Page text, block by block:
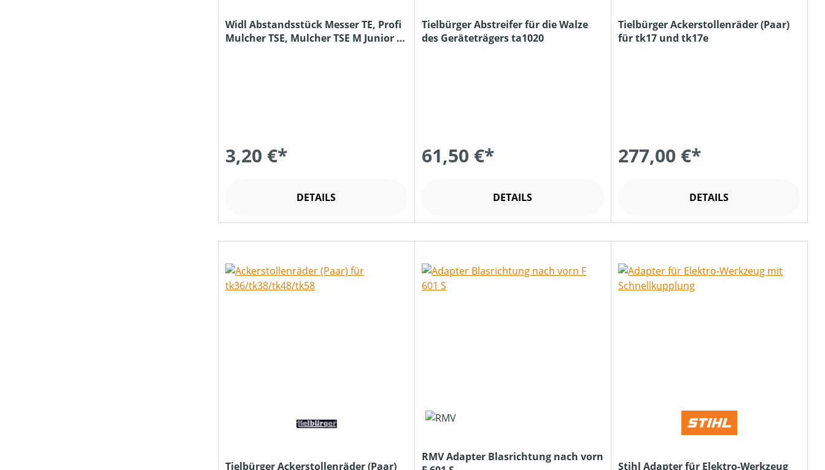
Widl Abstandsstück Messer TE, Profi
Mulcher TSE, Mulcher TSE M Junior &
3,20 €*
DETAILS
Tielbürger Abstreifer für die Walze
des Geräteträgers ta1020
61,50 €*
DETAILS
Tielbürger Ackerstollenräder (Paar)
für tk17 und tk17e
277,00 €*
DETAILS
Tielbürger Ackerstollenräder (Paar)
RMV Adapter Blasrichtung nach vorn
Stihl Adapter für Elektro-Werkzeug